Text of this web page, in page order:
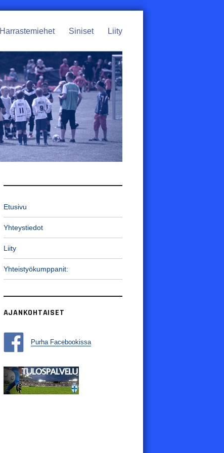
Harrastemiehet Siniset Liity
Etusivu
Yhteystiedot
Liity
Yhteistyökumppanit:
AJANKOHTAISET
Purha Facebookissa